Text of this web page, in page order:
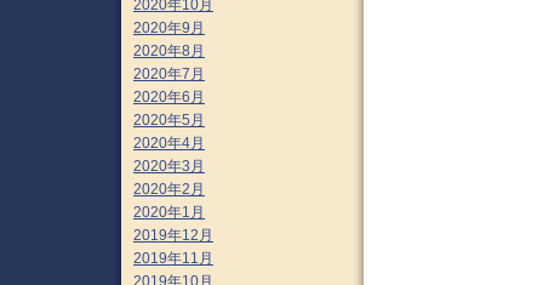
2020年10月
2020年9月
2020年8月
2020年7月
2020年6月
2020年5月
2020年4月
2020年3月
2020年2月
2020年1月
2019年12月
2019年11月
2019年10月